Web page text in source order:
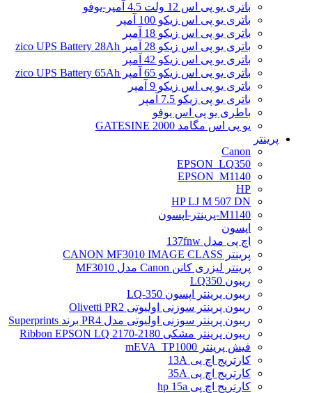
باتری یو پی اس 12 ولت 4.5 آمپر-یوفو
باتری یو پی اس زیکو 100 آمپر
باتری یو پی اس زیکو 18 آمپر
باتری یو پی اس زیکو 28 آمپر zico UPS Battery 28Ah
باتری یو پی اس زیکو 42 آمپر
باتری یو پی اس زیکو 65 آمپر zico UPS Battery 65Ah
باتری یو پی اس زیکو 9 آمپر
باتری یو پی زیکو 7.5 آمپر
باطری یو پی اس یوفو
یو پی اس مگامد GATESINE 2000
پرینتر
Canon
EPSON_LQ350
EPSON_M1140
HP
HP LJ M 507 DN
M1140-پرینتر-اپسون
اپسون
اچ پی مدل 137fnw
پرینتر CANON MF3010 IMAGE CLASS
پرینتر لیزری کانن Canon مدل MF3010
ریبون LQ350
ریبون پرینتر اپسون LQ-350
ریبون پرینتر سوزنی اولیوتی Olivetti PR2
ریبون پرینتر سوزنی اولیوتی مدل PR4 برند Superprints
ریبون پرینتر مشکی Ribbon EPSON LQ 2170-2180
فیش پرینتر mEVA_TP1000
کارتریج اچ پی 13A
کارتریج اچ پی 35A
کارتریج اچ پی hp 15a